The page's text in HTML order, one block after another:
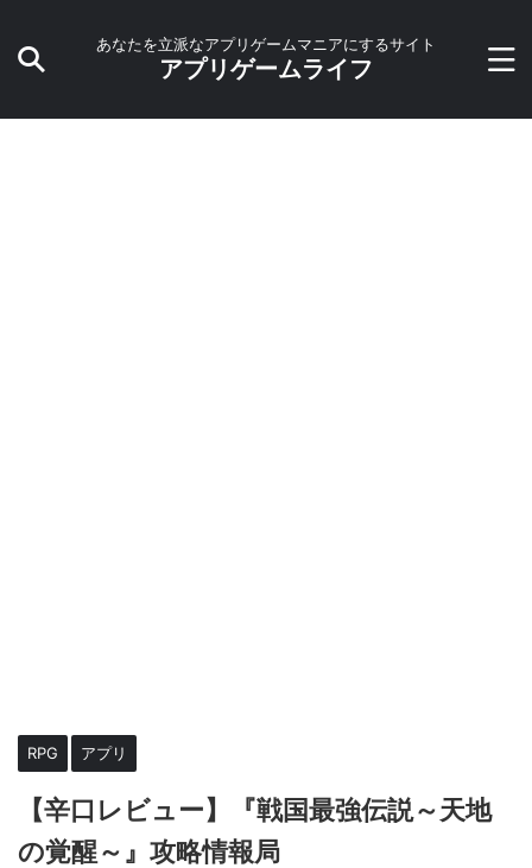
あなたを立派なアプリゲームマニアにするサイト
アプリゲームライフ
RPG アプリ
【辛口レビュー】『戦国最強伝説～天地
の覚醒～』攻略情報局